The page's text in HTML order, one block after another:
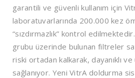
garantili ve güvenli kullanım için
laboratuvarlarında 200.000 kez
“sızdırmazlık” kontrol
grubu üzerinde bulunan filtreler
riski ortadan kalkarak, dayanıklı
sağlanıyor. Yeni VitrA doldurma